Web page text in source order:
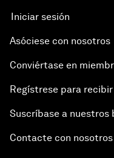
Iniciar sesión
Asóciese con nosotros
Conviértase en
Regístrese para
Suscríbase a nuestros
Contacte con nosotros